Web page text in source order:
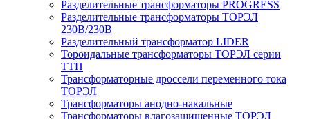
Разделительные трансформаторы PROGRESS
Разделительные трансформаторы ТОРЭЛ
230В/230В
Разделительный трансформатор LIDER
Тороидальные трансформаторы ТОРЭЛ серии
ТТП
Трансформаторные дроссели переменного тока
ТОРЭЛ
Трансформаторы анодно-накальные
Трансформаторы влагозащищенные ТОРЭЛ